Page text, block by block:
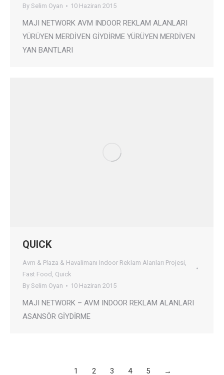
By Selim Oyan 10 Haziran 2015
MAJI NETWORK AVM INDOOR REKLAM ALANLARI
YÜRÜYEN MERDİVEN GİYDİRME YÜRÜYEN MERDİVEN
YAN BANTLARI
QUICK
Avm & Plaza & Havalimanı Indoor Reklam Alanları Projesi,
Fast Food , Quick
By Selim Oyan 10 Haziran 2015
MAJI NETWORK – AVM INDOOR REKLAM ALANLARI
ASANSÖR GİYDİRME
1 2 3 4 5 →